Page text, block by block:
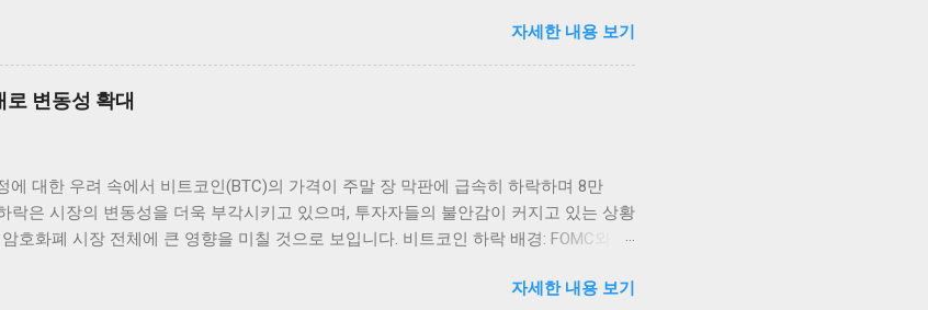
그 자체로도 놀라웠지만, 더 나아가 이번 사태가 우리 사회와 기술, 그리고 고객 신뢰와
게 되는 계기가 되었습니다. 사실 해킹과 보안 누출은 더 이상 우리에게 생소한 이슈가
함을 넘어섰습니다. 왜냐하면 해킹의 결과가 단순히 기술적인 손실에 그치지 않고, 그
던 것이니까요. 이런 상황에서 저는 단순히 "안타깝다" 같은 감정을 넘어서, 이러한 문제
었습니다. 소비자의 신뢰와 관계된 문제라면, 단순히 기술적 해결책만이 답은 아닐 테
나 다름없는 개인정보가 녹아 들어 있습니다. 전화번호, 인증번호 등을 비롯한 다양한
리됩니다. 하지만 이런 중요한 정보가 대규모 해킹으로 유출되었다는 것은 고객 입장
옵니다. 이동통신사는 단순 서비스 제공 업체가 아니라, 우리의 '디지털 정체성'을 보관
자세한 내용 보기
변동성 확대
에 대한 우려 속에서 비트코인(BTC)의 가격이 주말 장 막판에 급속히 하락하며 8만
락은 시장의 변동성을 더욱 부각시키고 있으며, 투자자들의 불안감이 커지고 있는 상황
호화폐 시장 전체에 큰 영향을 미칠 것으로 보입니다. 비트코인 하락 배경: FOMC와 시
주의 깊게 살펴보고 있으며, 이로 인해 비트코인 시장에 부정적인 영향을 미치고 있습
자세한 내용 보기